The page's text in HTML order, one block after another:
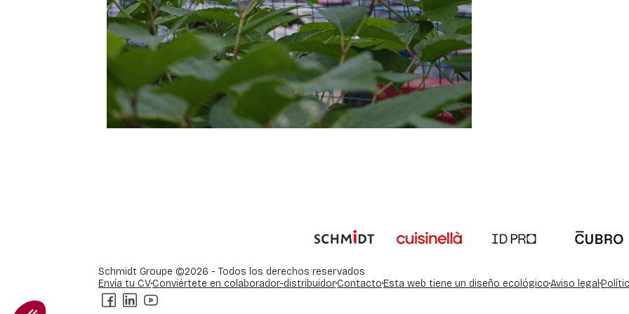
Schmidt Groupe ©2026 - Todos los derechos reservados
Envía tu CVConviértete en colaborador-distribuidorContactoEsta web tiene un diseño ecológicoAviso legal
Facebook
LinkedIn
Youtube
Plataforma de Gestión de Consentimiento: Personaliza tus Opciones
Nuestra plataforma te permite personalizar y gestionar tus ajustes de privacidad, garantizando el cumplimiento de las